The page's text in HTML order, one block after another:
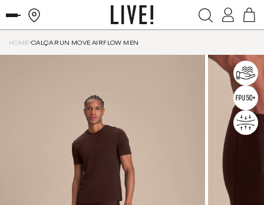
HOME CALÇA RUN MOVE AIRFLOW MEN